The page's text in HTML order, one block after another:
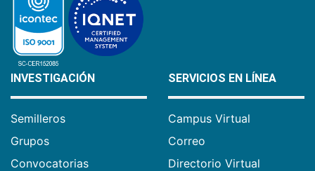
INVESTIGACIÓN
Semilleros
Grupos
Convocatorias
SERVICIOS EN LÍNEA
Campus Virtual
Correo
Directorio Virtual